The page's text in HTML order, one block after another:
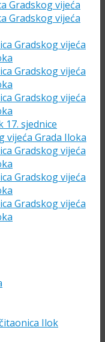
Gradskog vijeća
Gradskog vijeća
Gradskog vijeća
Gradskog vijeća
Gradskog vijeća
17. sjednice
vijeća Grada Iloka
Gradskog vijeća
Gradskog vijeća
Gradskog vijeća
Ilok